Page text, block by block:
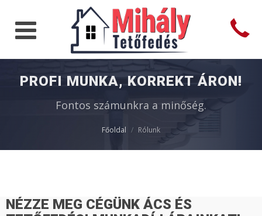
PROFI MUNKA, KORREKT ÁRON!
Fontos számunkra a minőség.
Főoldal Rólunk
NÉZZE MEG CÉGÜNK ÁCS ÉS